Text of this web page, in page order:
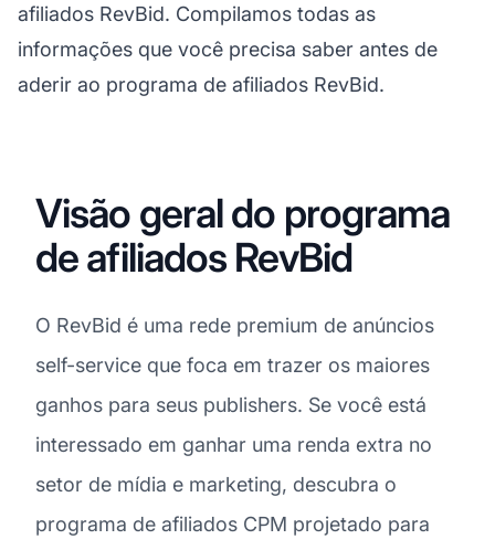
afiliados RevBid. Compilamos todas as
informações que você precisa saber antes de
aderir ao programa de afiliados RevBid.
Visão geral do programa
de afiliados RevBid
O RevBid é uma rede premium de anúncios
self-service que foca em trazer os maiores
ganhos para seus publishers. Se você está
interessado em ganhar uma renda extra no
setor de mídia e marketing, descubra o
programa de afiliados CPM projetado para